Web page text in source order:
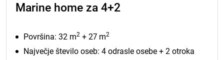
Marine home za 4+2
Površina: 32 m2 + 27 m2
Največje število oseb: 4 odrasle osebe + 2 otroka